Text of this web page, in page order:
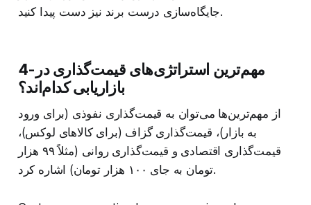
جایگاه‌سازی درست برند نیز دست پیدا کنید.
4-مهم‌ترین استراتژی‌های قیمت‌گذاری در
بازاریابی کدام‌اند؟
از مهم‌ترین‌ها می‌توان به قیمت‌گذاری نفوذی (برای ورود
به بازار)، قیمت‌گذاری گزاف (برای کالاهای لوکس)،
قیمت‌گذاری اقتصادی و قیمت‌گذاری روانی (مثلاً ۹۹ هزار
تومان به جای ۱۰۰ هزار تومان) اشاره کرد.